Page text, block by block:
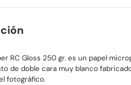
RC Gloss 250 gr. es un papel
de doble cara muy blanco
fotográfico.